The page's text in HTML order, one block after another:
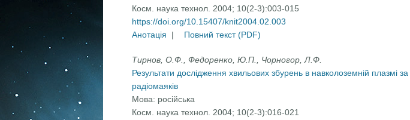
Косм. наука технол. 2004; 10(2-3):003-015
https://doi.org/10.15407/knit2004.02.003
Анотація
| Повний текст (PDF)
Тирнов, О.Ф., Федоренко, Ю.П., Чорногор, Л.Ф.
Результати дослідження хвильових збурень в навколоземній плазмі
радіомаяків
Мова: російська
Косм. наука технол. 2004; 10(2-3):016-021